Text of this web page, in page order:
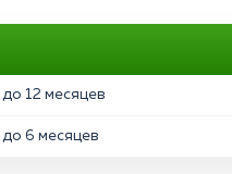
12 месяцев
6 месяцев